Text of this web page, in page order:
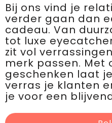
Bij ons vind je
verder gaan dan
cadeau. Van
tot luxe
zit vol
merk passen. Met
geschenken laat
verras je klanten
je voor een